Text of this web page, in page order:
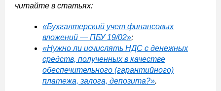
читайте в статьях:
«Бухгалтерский учет финансовых
вложений — ПБУ 19/02»;
«Нужно ли исчислять НДС с денежных
средств, полученных в качестве
обеспечительного (гарантийного)
платежа, залога, депозита?».